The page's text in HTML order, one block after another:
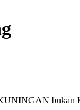
bukan